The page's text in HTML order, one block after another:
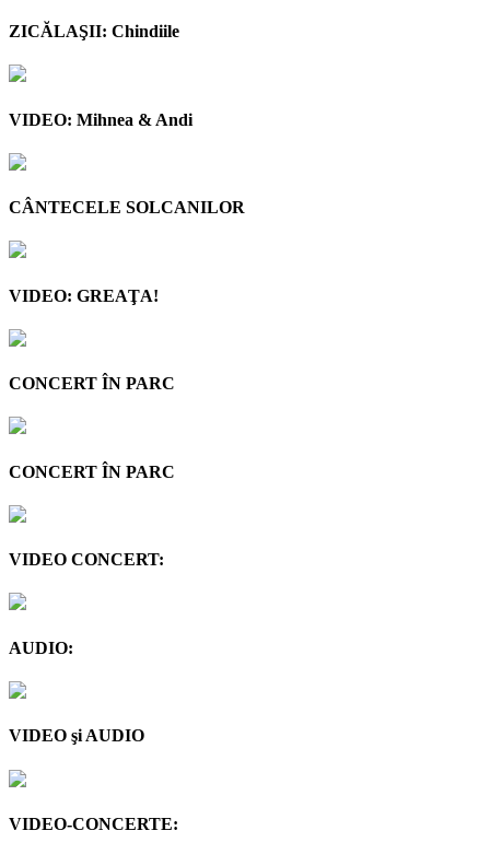
ZICĂLAŞII: Chindiile
VIDEO: Mihnea & Andi
CÂNTECELE SOLCANILOR
VIDEO: GREAŢA!
CONCERT ÎN PARC
CONCERT ÎN PARC
VIDEO CONCERT:
AUDIO:
VIDEO şi AUDIO
VIDEO-CONCERTE: